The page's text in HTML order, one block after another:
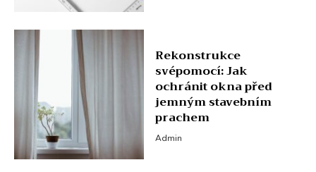
Rekonstrukce
svépomocí: Jak
ochránit okna před
jemným stavebním
prachem
Admin